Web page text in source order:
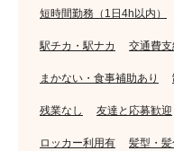
短時間勤務（1日4h以内）
駅チカ・駅ナカ 交通費
まかない・食事補助あり
残業なし 友達と応募歓迎
ロッカー利用有 髪型・